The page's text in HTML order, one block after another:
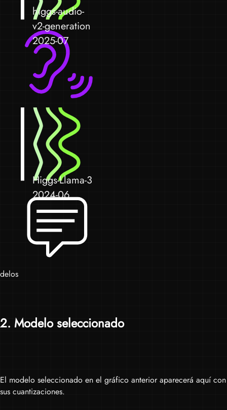
higgs-audio-
v2-generation
2025-07
Higgs-Llama-3
2024-06
2. Modelo seleccionado
El modelo seleccionado en el gráfico anterior aparecerá aquí con
sus cuantizaciones.